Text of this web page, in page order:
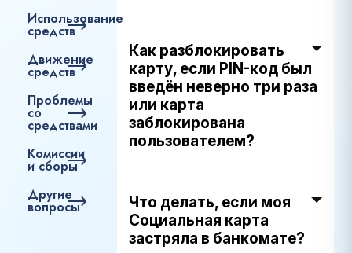
Использование
средств
Движение
средств
Проблемы
со
средствами
Комиссии
и сборы
Другие
вопросы
Как разблокировать
карту, если PIN-код был
введён неверно три раза
или карта
заблокирована
пользователем?
Что делать, если моя
Социальная карта
застряла в банкомате?